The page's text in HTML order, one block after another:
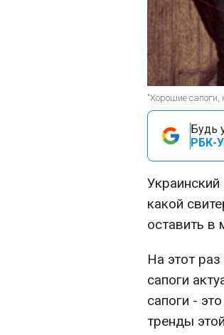
"Хорошие
Будь
РБК-
какой
оставить в
На этот
сапоги
сапоги -
тренды